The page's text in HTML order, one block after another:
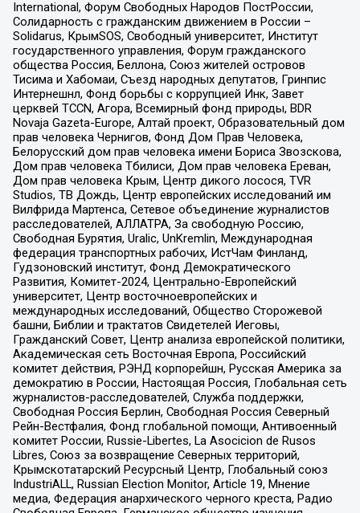
International, Форум Свободных Народов ПостРоссии,
Солидарность с гражданским движением в России –
Solidarus, КрымSOS, Свободный университет, Институт
государственного управления, Форум гражданского
общества Россия, Беллона, Союз жителей островов
Тисима и Хабомаи, Съезд народных депутатов, Гринпис
Интернешнл, Фонд борьбы с коррупцией Инк, Завет
церквей TCCN, Агора, Всемирный фонд природы, BDR
Novaja Gazeta-Europe, Алтай проект, Образовательный дом
прав человека Чернигов, Фонд Дом Прав Человека,
Белорусский дом прав человека имени Бориса Звозскова,
Дом прав человека Тбилиси, Дом прав человека Ереван,
Дом прав человека Крым, Центр дикого лосося, TVR
Studios, ТВ Дождь, Центр европейских исследований им
Вилфрида Мартенса, Сетевое объединение журналистов
расследователей, АЛЛАТРА, За свободную Россию,
Свободная Бурятия, Uralic, UnKremlin, Международная
федерация транспортных рабочих, ИстЧам Финланд,
Гудзоновский институт, Фонд Демократического
Развития, Комитет-2024, Центрально-Европейский
университет, Центр восточноевропейских и
международных исследований, Общество Сторожевой
башни, Библии и трактатов Свидетелей Иеговы,
Гражданский Совет, Центр анализа европейской политики,
Академическая сеть Восточная Европа, Российский
комитет действия, РЭНД корпорейшн, Русская Америка за
демократию в России, Настоящая Россия, Глобальная сеть
журналистов-расследователей, Служба поддержки,
Свободная Россия Берлин, Свободная Россия Северный
Рейн-Вестфалия, Фонд глобальной помощи, Антивоенный
комитет России, Russie-Libertes, La Asocicion de Rusos
Libres, Союз за возвращение Северных территорий,
Крымскотатарский Ресурсный Центр, Глобальный союз
IndustriALL, Russian Election Monitor, Article 19, Мнение
медиа, Федерация анархического черного креста, Радио